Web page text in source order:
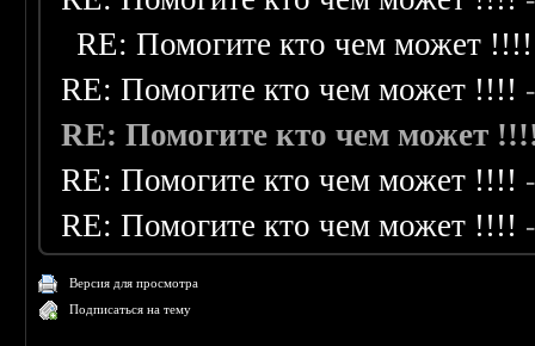
RE: Помогите кто чем может !!!!
RE: Помогите кто чем может !!!!
RE: Помогите кто чем может
RE: Помогите кто чем может !!!!
RE: Помогите кто чем может !!!!
Версия для просмотра
Подписаться на тему